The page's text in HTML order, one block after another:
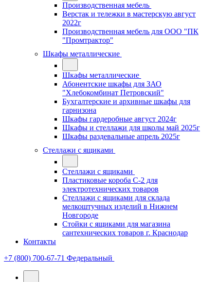
Производственная мебель
Верстак и тележки в мастерскую август
2022г
Производственная мебель для ООО "ПК
"Промтрактор"
Шкафы металлические
Шкафы металлические
Абонентские шкафы для ЗАО
"Хлебокомбинат Петровский"
Бухгалтерские и архивные шкафы для
гарнизона
Шкафы гардеробные август 2024г
Шкафы и стеллажи для школы май 2025г
Шкафы раздевальные апрель 2025г
Стеллажи с ящиками
Стеллажи с ящиками
Пластиковые короба С-2 для
электротехнических товаров
Стеллажи с ящиками для склада
мелкоштучных изделий в Нижнем
Новгороде
Стойки с ящиками для магазина
сантехнических товаров г. Краснодар
Контакты
+7 (800) 700-67-71 Федеральный